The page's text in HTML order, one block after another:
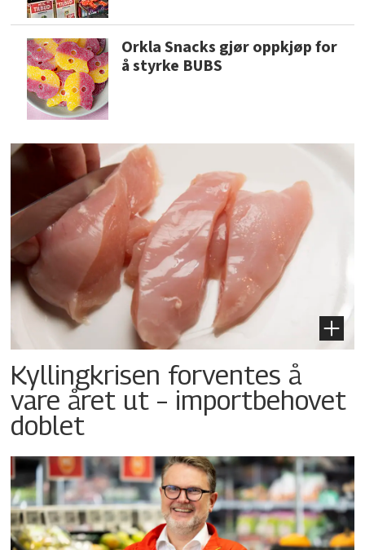
Orkla Snacks gjør oppkjøp for
å styrke BUBS
Kyllingkrisen forventes å
vare året ut – importbehovet
doblet